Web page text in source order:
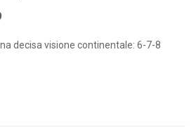
decisa visione continentale: 6-7-8